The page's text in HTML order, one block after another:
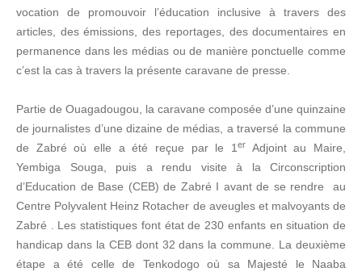
vocation de promouvoir l’éducation inclusive à travers des
articles, des émissions, des reportages, des documentaires en
permanence dans les médias ou de manière ponctuelle comme
c’est la cas à travers la présente caravane de presse.
Partie de Ouagadougou, la caravane composée d’une quinzaine
de journalistes d’une dizaine de médias, a traversé la commune
de Zabré où elle a été reçue par le 1 er Adjoint au Maire,
Yembiga Souga, puis a rendu visite à la Circonscription
d’Education de Base (CEB) de Zabré I avant de se rendre au
Centre Polyvalent Heinz Rotacher de aveugles et malvoyants de
Zabré . Les statistiques font état de 230 enfants en situation de
handicap dans la CEB dont 32 dans la commune. La deuxième
étape a été celle de Tenkodogo où sa Majesté le Naaba